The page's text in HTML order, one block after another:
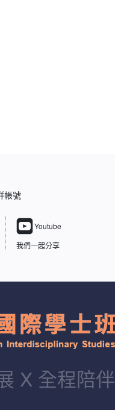
帳號
Youtube
我們一起分享
X 全程陪伴